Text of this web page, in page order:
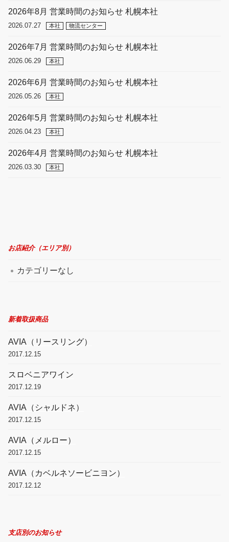
2026年8月 営業時間のお知らせ 札幌本社
2026.07.27 本社 物流センター
2026年7月 営業時間のお知らせ 札幌本社
2026.06.29 本社
2026年6月 営業時間のお知らせ 札幌本社
2026.05.26 本社
2026年5月 営業時間のお知らせ 札幌本社
2026.04.23 本社
2026年4月 営業時間のお知らせ 札幌本社
2026.03.30 本社
お店紹介（エリア別）
カテゴリーなし
新着取扱商品
AVIA（リースリング）
2017.12.15
スロベニアワイン
2017.12.19
AVIA（シャルドネ）
2017.12.15
AVIA（メルロー）
2017.12.15
AVIA（カベルネソービニヨン）
2017.12.12
支店別のお知らせ